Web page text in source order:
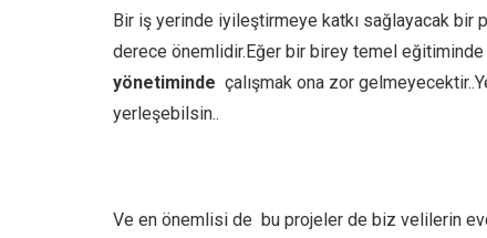
Bir iş yerinde iyileştirmeye katkı sağlayacak
derece önemlidir.Eğer bir birey temel eğitiminde
yönetiminde çalışmak ona zor
yerleşebilsin..
Ve en önemlisi de bu projeler de biz velilerin